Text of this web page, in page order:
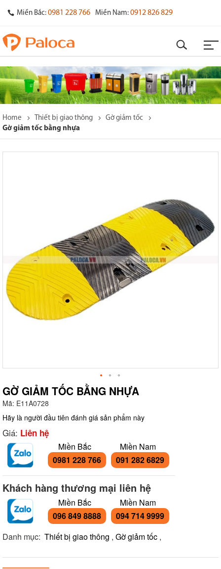
Miền Bắc: 0981 228 766 Miền Nam: 0912 826 829
Home Thiết bị giao thông
Gờ giảm tốc
Gờ giảm tốc bằng nhựa
GỜ GIẢM TỐC BẰNG NHỰA
Mã: E11A0728
Hãy là người đầu tiên đánh giá sản phẩm này
Giá: Liên hệ
Miền Bắc
0981 228 766
Miền Nam
091 282 6829
Khách hàng thương mại liên hệ
Miền Bắc
096 849 8888
Miền Nam
094 714 9999
Danh mục: Thiết bị giao thông , Gờ giảm tốc ,